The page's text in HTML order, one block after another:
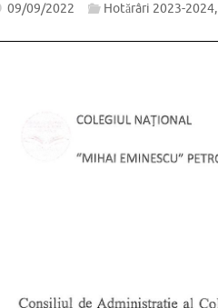
09/09/2022 Hotărâri 2023-2024,